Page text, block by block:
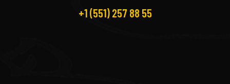
+1 (551) 257 88 55